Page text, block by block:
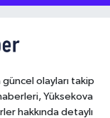
olayları takip
Yüksekova
hakkında detaylı